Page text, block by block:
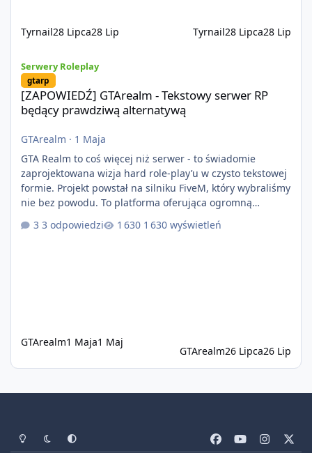
Tyrnail28 Lipca28 Lip Tyrnail28 Lipca28 Lip
Serwery Roleplay
gtarp
[ZAPOWIEDŹ] GTArealm - Tekstowy serwer RP
będący prawdziwą alternatywą
GTArealm · 1 Maja
GTA Realm to coś więcej niż serwer - to świadomie
zaprojektowana wizja hard role-play’u w czysto tekstowej
formie. Projekt powstał na silniku FiveM, który wybraliśmy
nie bez powodu. To platforma oferująca ogromną
elastyczność i znacznie szybszy rozwój systemów niż w
przypadku innych rozwiązań. Usprawniona
3 odpowiedzi 1 630 wyświetleń
GTArealm1 Maja1 Maj
GTArealm26 Lipca26 Lip
Tryb jasnyTryb ciemnyPreferencje systemowe